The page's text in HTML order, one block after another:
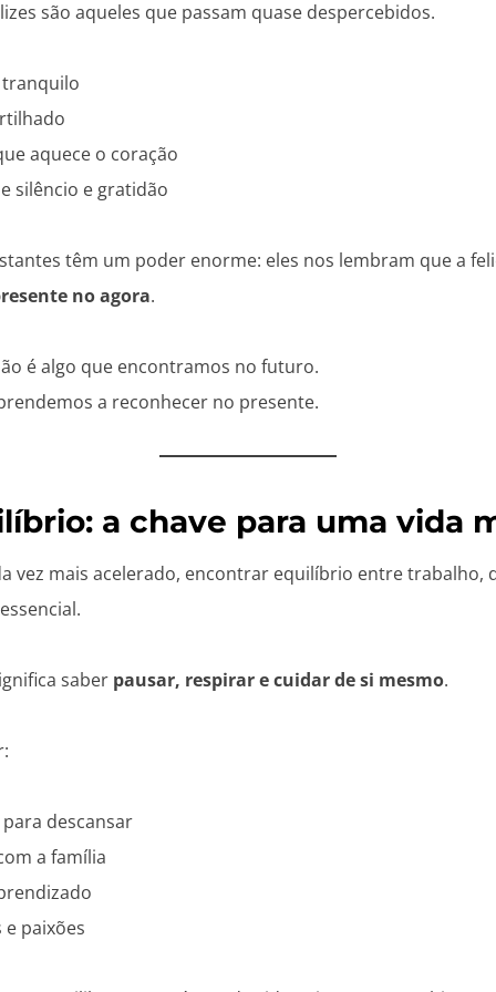
são aqueles que passam quase despercebidos.
aquece o coração
silêncio e gratidão
têm um poder enorme: eles nos lembram que a
no agora.
é algo que encontramos no futuro.
a reconhecer no presente.
a chave para uma vida
vez mais acelerado, encontrar equilíbrio entre trabalho,
saber pausar, respirar e cuidar de si mesmo.
descansar
a família
paixões